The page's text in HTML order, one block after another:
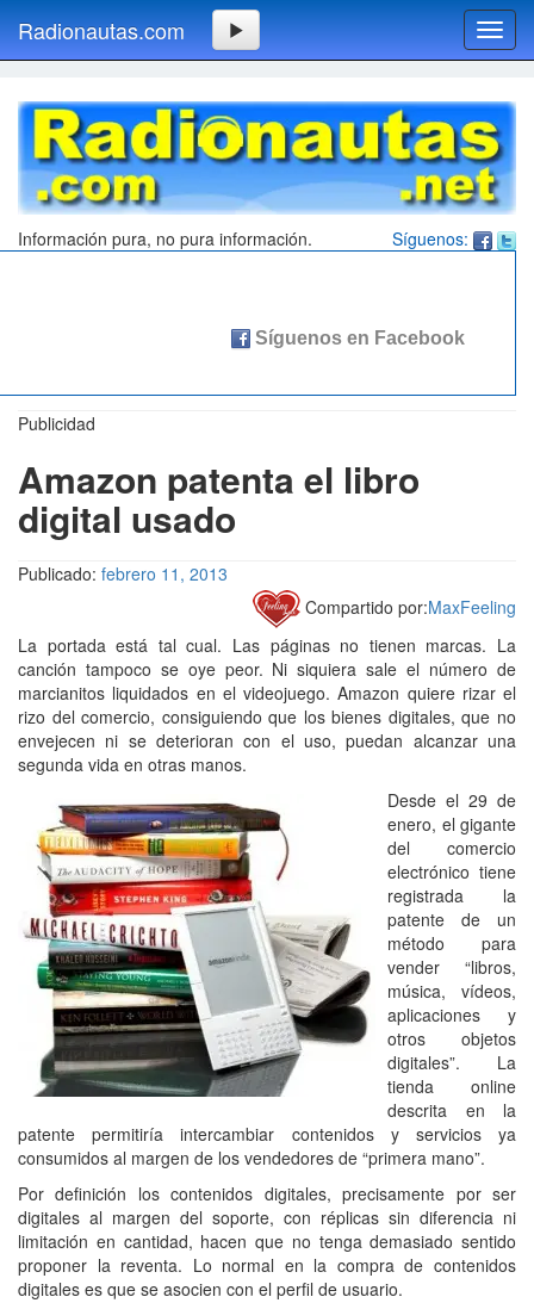
Radionautas.com
Síguenos:
Información pura, no pura información.
Publicidad
Amazon patenta el libro
digital usado
Publicado: febrero 11, 2013
Compartido por:MaxFeeling
La portada está tal cual. Las páginas no tienen marcas. La
canción tampoco se oye peor. Ni siquiera sale el número de
marcianitos liquidados en el videojuego. Amazon quiere rizar el
rizo del comercio, consiguiendo que los bienes digitales, que no
envejecen ni se deterioran con el uso, puedan alcanzar una
segunda vida en otras manos.
Desde el 29 de
enero, el gigante
del comercio
electrónico tiene
registrada la
patente de un
método para
vender “libros,
música, vídeos,
aplicaciones y
otros objetos
digitales”. La
tienda online
descrita en la
patente permitiría intercambiar contenidos y servicios ya
consumidos al margen de los vendedores de “primera mano”.
Por definición los contenidos digitales, precisamente por ser
digitales al margen del soporte, con réplicas sin diferencia ni
limitación en cantidad, hacen que no tenga demasiado sentido
proponer la reventa. Lo normal en la compra de contenidos
digitales es que se asocien con el perfil de usuario.